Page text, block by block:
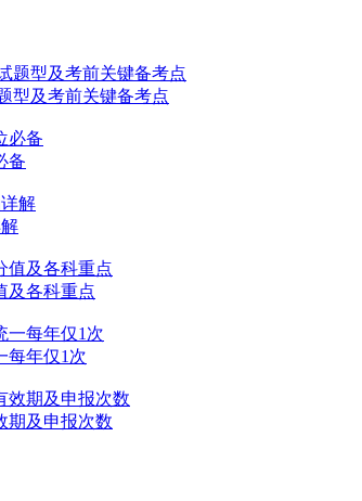
型及考前关键备考点
备
及各科重点
每年仅1次
期及申报次数